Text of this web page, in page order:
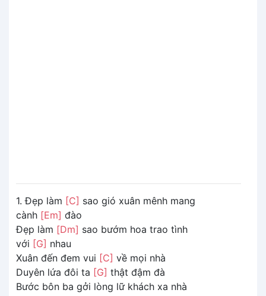
1. Đẹp làm [C] sao gió xuân mênh mang
cành [Em] đào
Đẹp làm [Dm] sao bướm hoa trao tình
với [G] nhau
Xuân đến đem vui [C] về mọi nhà
Duyên lứa đôi ta [G] thật đậm đà
Bước bôn ba gởi lòng lữ khách xa nhà